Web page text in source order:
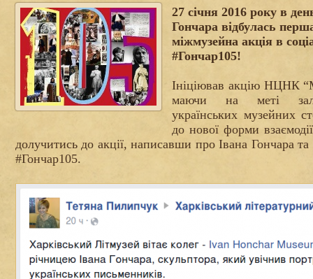
27 січня 2016 року в
Гончара відбулась
міжмузейна акція в
#Гончар105!
Ініціював акцію НЦНК
маючи на меті
українських музейних
до нової форми
долучитись до акції, написавши про Івана Гончара
#Гончар105.